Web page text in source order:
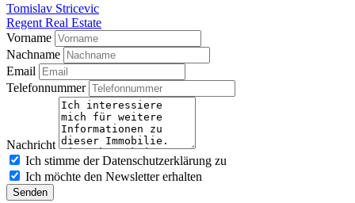
Tomislav Stricevic
Regent Real Estate
Vorname
Nachname
Email
Telefonnummer
Nachricht
Ich stimme der Datenschutzerklärung zu
Ich möchte den Newsletter erhalten
Senden